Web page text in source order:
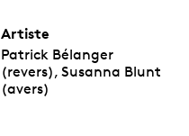
Artiste
Patrick Bélanger
(revers), Susanna Blunt
(avers)